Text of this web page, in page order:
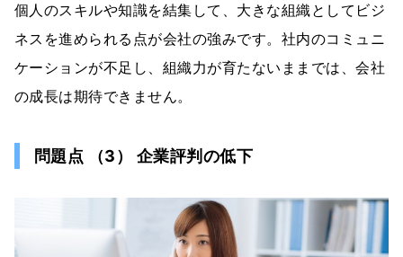
個人のスキルや知識を結集して、大きな組織としてビジ
ネスを進められる点が会社の強みです。社内のコミュニ
ケーションが不足し、組織力が育たないままでは、会社
の成長は期待できません。
問題点 （3） 企業評判の低下